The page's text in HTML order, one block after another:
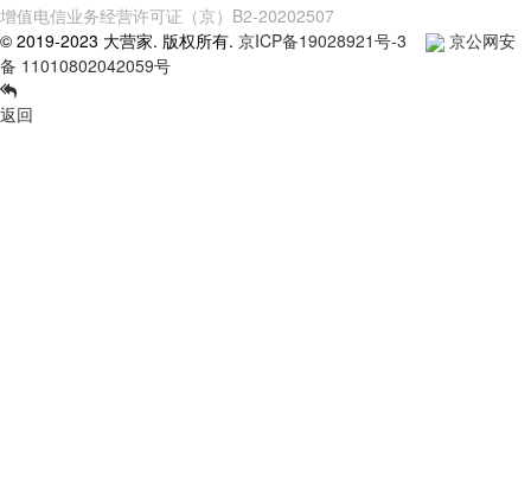
增值电信业务经营许可证（京）B2-20202507
© 2019-2023 大营家. 版权所有. 京ICP备19028921号-3
京公网安
备 11010802042059号
返回